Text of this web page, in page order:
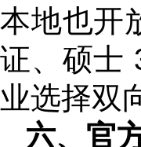
本地也开
证、硕士
业选择双
六、官